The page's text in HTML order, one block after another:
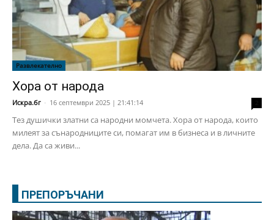
Развлекателно
Хора от народа
Искра.бг - 16 септември 2025 | 21:41:14
Тез душички златни са народни момчета. Хора от народа, които
милеят за сънародниците си, помагат им в бизнеса и в личните
дела. Да са живи...
ПРЕПОРЪЧАНИ